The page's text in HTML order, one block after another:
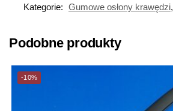
Kategorie: Gumowe osłony krawędzi,
Podobne produkty
-10%